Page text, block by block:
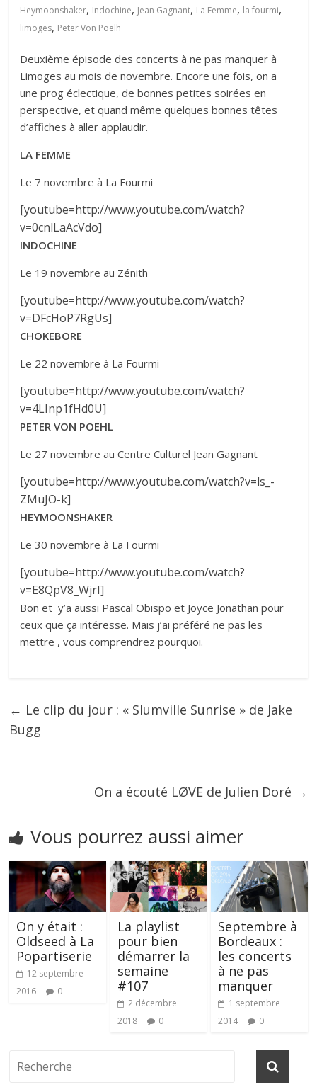
Heymoonshaker, Indochine, Jean Gagnant, La Femme, la fourmi,
limoges, Peter Von Poelh
Deuxième épisode des concerts à ne pas manquer à
Limoges au mois de novembre. Encore une fois, on a
une prog éclectique, de bonnes petites soirées en
perspective, et quand même quelques bonnes têtes
d’affiches à aller applaudir.
LA FEMME
Le 7 novembre à La Fourmi
[youtube=http://www.youtube.com/watch?
v=0cnlLaAcVdo]
INDOCHINE
Le 19 novembre au Zénith
[youtube=http://www.youtube.com/watch?
v=DFcHoP7RgUs]
CHOKEBORE
Le 22 novembre à La Fourmi
[youtube=http://www.youtube.com/watch?
v=4LInp1fHd0U]
PETER VON POEHL
Le 27 novembre au Centre Culturel Jean Gagnant
[youtube=http://www.youtube.com/watch?v=ls_-
ZMuJO-k]
HEYMOONSHAKER
Le 30 novembre à La Fourmi
[youtube=http://www.youtube.com/watch?
v=E8QpV8_WjrI]
Bon et y’a aussi Pascal Obispo et Joyce Jonathan pour
ceux que ça intéresse. Mais j’ai préféré ne pas les
mettre , vous comprendrez pourquoi.
← Le clip du jour : « Slumville Sunrise » de Jake
Bugg
On a écouté LØVE de Julien Doré →
Vous pourrez aussi aimer
On y était :
Oldseed à La
Popartiserie
12 septembre
2016
0
La playlist
pour bien
démarrer la
semaine
#107
2 décembre
2018
0
Septembre à
Bordeaux :
les concerts
à ne pas
manquer
1 septembre
2014
0